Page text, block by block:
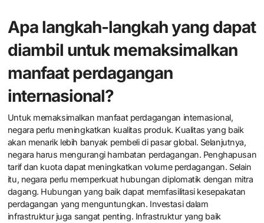
Apa langkah-langkah yang dapat
diambil untuk memaksimalkan
manfaat perdagangan
internasional?
Untuk memaksimalkan manfaat perdagangan internasional,
negara perlu meningkatkan kualitas produk. Kualitas yang baik
akan menarik lebih banyak pembeli di pasar global. Selanjutnya,
negara harus mengurangi hambatan perdagangan. Penghapusan
tarif dan kuota dapat meningkatkan volume perdagangan. Selain
itu, negara perlu memperkuat hubungan diplomatik dengan mitra
dagang. Hubungan yang baik dapat memfasilitasi kesepakatan
perdagangan yang menguntungkan. Investasi dalam
infrastruktur juga sangat penting. Infrastruktur yang baik